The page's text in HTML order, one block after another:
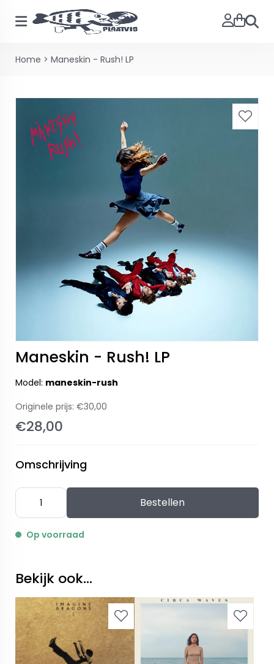
Home > Maneskin - Rush! LP
Maneskin - Rush! LP
Model: maneskin-rush
Originele prijs: €30,00
€28,00
Omschrijving
Bestellen
Op voorraad
Bekijk ook...